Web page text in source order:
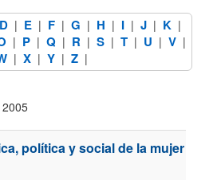
D | E | F | G | H | I | J | K |
| P | Q | R | S | T | U | V |
| X | Y | Z |
2005
política y social de la mujer en